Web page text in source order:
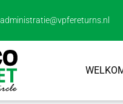
administratie@vpfereturns.nl